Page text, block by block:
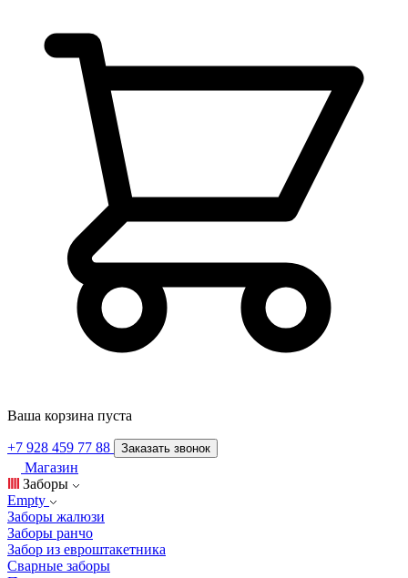
Ваша корзина пуста
+7 928 459 77 88 Заказать звонок
Магазин
Заборы
Empty
Заборы жалюзи
Заборы ранчо
Забор из евроштакетника
Сварные заборы